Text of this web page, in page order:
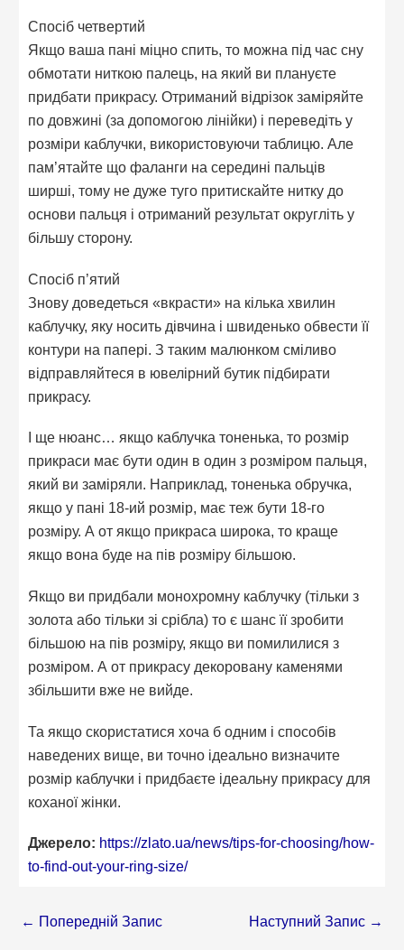
Спосіб четвертий
Якщо ваша пані міцно спить, то можна під час сну
обмотати ниткою палець, на який ви плануєте
придбати прикрасу. Отриманий відрізок заміряйте
по довжині (за допомогою лінійки) і переведіть у
розміри каблучки, використовуючи таблицю. Але
пам’ятайте що фаланги на середині пальців
ширші, тому не дуже туго притискайте нитку до
основи пальця і отриманий результат округліть у
більшу сторону.
Спосіб п’ятий
Знову доведеться «вкрасти» на кілька хвилин
каблучку, яку носить дівчина і швиденько обвести її
контури на папері. З таким малюнком сміливо
відправляйтеся в ювелірний бутик підбирати
прикрасу.
І ще нюанс… якщо каблучка тоненька, то розмір
прикраси має бути один в один з розміром пальця,
який ви заміряли. Наприклад, тоненька обручка,
якщо у пані 18-ий розмір, має теж бути 18-го
розміру. А от якщо прикраса широка, то краще
якщо вона буде на пів розміру більшою.
Якщо ви придбали монохромну каблучку (тільки з
золота або тільки зі срібла) то є шанс її зробити
більшою на пів розміру, якщо ви помилилися з
розміром. А от прикрасу декоровану каменями
збільшити вже не вийде.
Та якщо скористатися хоча б одним і способів
наведених вище, ви точно ідеально визначите
розмір каблучки і придбаєте ідеальну прикрасу для
коханої жінки.
Джерело: https://zlato.ua/news/tips-for-choosing/how-
to-find-out-your-ring-size/
← Попередній Запис Наступний Запис →